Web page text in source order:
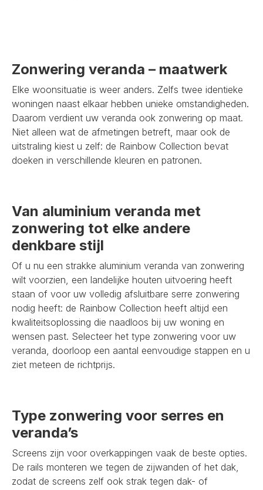
Zonwering veranda – maatwerk
Elke woonsituatie is weer anders. Zelfs twee identieke
woningen naast elkaar hebben unieke omstandigheden.
Daarom verdient uw veranda ook zonwering op maat.
Niet alleen wat de afmetingen betreft, maar ook de
uitstraling kiest u zelf: de Rainbow Collection bevat
doeken in verschillende kleuren en patronen.
Van aluminium veranda met
zonwering tot elke andere
denkbare stijl
Of u nu een strakke aluminium veranda van zonwering
wilt voorzien, een landelijke houten uitvoering heeft
staan of voor uw volledig afsluitbare serre zonwering
nodig heeft: de Rainbow Collection heeft altijd een
kwaliteitsoplossing die naadloos bij uw woning en
wensen past. Selecteer het type zonwering voor uw
veranda, doorloop een aantal eenvoudige stappen en u
ziet meteen de richtprijs.
Type zonwering voor serres en
veranda’s
Screens zijn voor overkappingen vaak de beste opties.
De rails monteren we tegen de zijwanden of het dak,
zodat de screens zelf ook strak tegen dak- of